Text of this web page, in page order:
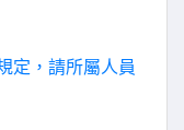
定，請所屬人員